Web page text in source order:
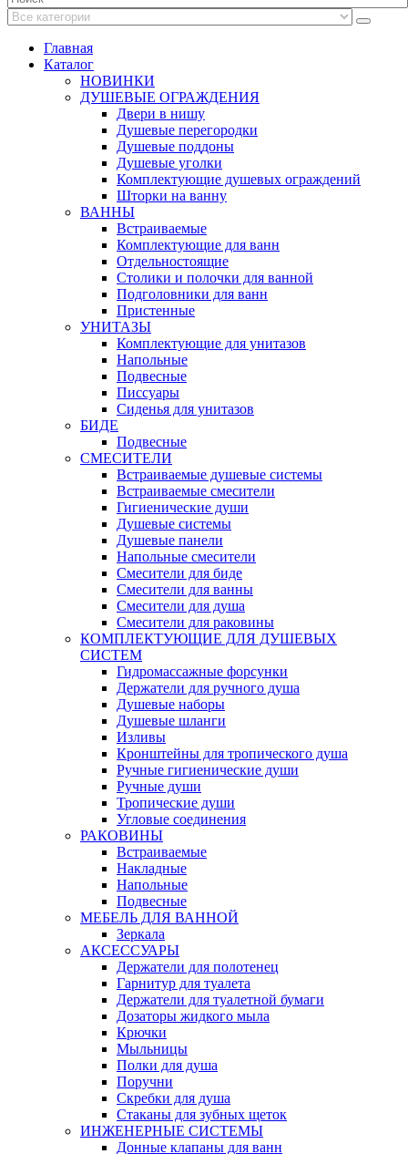
Главная
Каталог
НОВИНКИ
ДУШЕВЫЕ ОГРАЖДЕНИЯ
Двери в нишу
Душевые перегородки
Душевые поддоны
Душевые уголки
Комплектующие душевых ограждений
Шторки на ванну
ВАННЫ
Встраиваемые
Комплектующие для ванн
Отдельностоящие
Столики и полочки для ванной
Подголовники для ванн
Пристенные
УНИТАЗЫ
Комплектующие для унитазов
Напольные
Подвесные
Писсуары
Сиденья для унитазов
БИДЕ
Подвесные
СМЕСИТЕЛИ
Встраиваемые душевые системы
Встраиваемые смесители
Гигиенические души
Душевые системы
Душевые панели
Напольные смесители
Смесители для биде
Смесители для ванны
Смесители для душа
Смесители для раковины
КОМПЛЕКТУЮЩИЕ ДЛЯ ДУШЕВЫХ
СИСТЕМ
Гидромассажные форсунки
Держатели для ручного душа
Душевые наборы
Душевые шланги
Изливы
Кронштейны для тропического душа
Ручные гигиенические души
Ручные души
Тропические души
Угловые соединения
РАКОВИНЫ
Встраиваемые
Накладные
Напольные
Подвесные
МЕБЕЛЬ ДЛЯ ВАННОЙ
Зеркала
АКСЕССУАРЫ
Держатели для полотенец
Гарнитур для туалета
Держатели для туалетной бумаги
Дозаторы жидкого мыла
Крючки
Мыльницы
Полки для душа
Поручни
Скребки для душа
Стаканы для зубных щеток
ИНЖЕНЕРНЫЕ СИСТЕМЫ
Донные клапаны для ванн